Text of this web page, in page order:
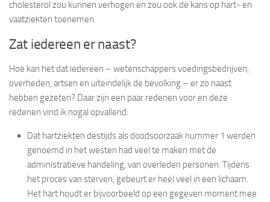
cholesterol zou kunnen verhogen en zou ook de kans op hart- en
vaatziekten toenemen.
Zat iedereen er naast?
Hoe kan het dat iedereen – wetenschappers voedingsbedrijven,
overheden, artsen en uiteindelijk de bevolking – er zo naast
hebben gezeten? Daar zijn een paar redenen voor en deze
redenen vind ik nogal opvallend:
Dat hartziekten destijds als doodsoorzaak nummer 1 werden
genoemd in het westen had veel te maken met de
administratieve handeling, van overleden personen. Tijdens
het proces van sterven, gebeurt er heel veel in een lichaam.
Het hart houdt er bijvoorbeeld op een gegeven moment mee